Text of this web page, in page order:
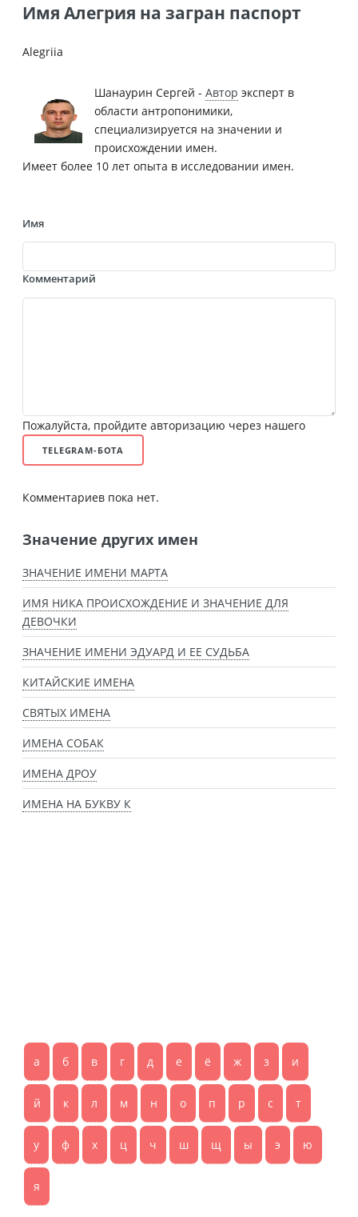
Имя Алегрия на загран паспорт
Alegriia
Шанаурин Сергей - Автор эксперт в
области антропонимики,
специализируется на значении и
происхождении имен.
Имеет более 10 лет опыта в исследовании имен.
Имя
Комментарий
Пожалуйста, пройдите авторизацию через нашего
TELEGRAM-БОТА
Комментариев пока нет.
Значение других имен
ЗНАЧЕНИЕ ИМЕНИ МАРТА
ИМЯ НИКА ПРОИСХОЖДЕНИЕ И ЗНАЧЕНИЕ ДЛЯ
ДЕВОЧКИ
ЗНАЧЕНИЕ ИМЕНИ ЭДУАРД И ЕЕ СУДЬБА
КИТАЙСКИЕ ИМЕНА
СВЯТЫХ ИМЕНА
ИМЕНА СОБАК
ИМЕНА ДРОУ
ИМЕНА НА БУКВУ К
а б в г д е ё ж з и
й к л м н о п р с т
у ф х ц ч ш щ ы э ю
я